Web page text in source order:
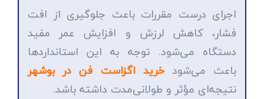
اجرای درست مقررات باعث جلوگیری از افت
فشار، کاهش لرزش و افزایش عمر مفید
دستگاه می‌شود. توجه به این استانداردها
باعث می‌شودخرید اگزاست فن در بوشهر
نتیجه‌ای مؤثر و طولانی‌مدت داشته باشد.